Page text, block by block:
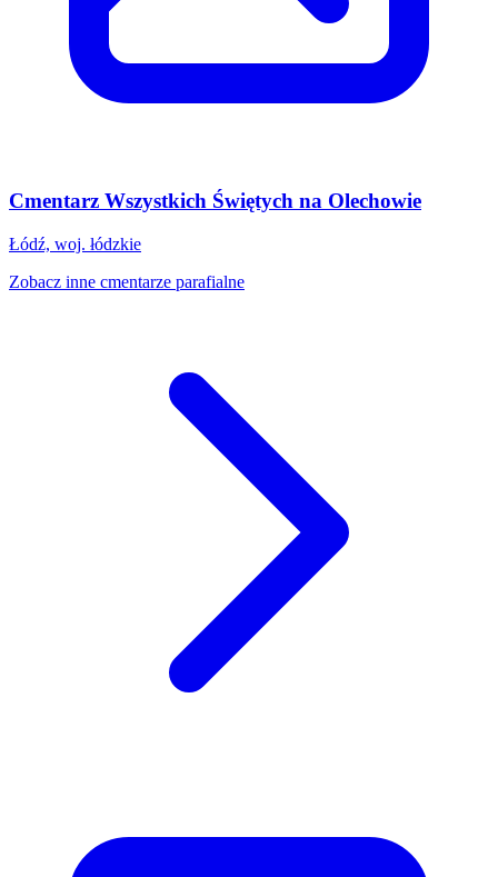
Cmentarz Wszystkich Świętych na Olechowie
Łódź, woj. łódzkie
Zobacz inne cmentarze parafialne